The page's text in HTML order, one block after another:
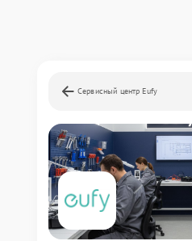
Сервисный центр Eufy